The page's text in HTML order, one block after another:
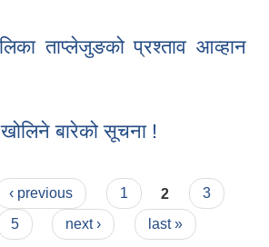
लागि दरखास्त आव्हानको सूचना ।।
ताप्लेजुङको प्रश्ताव आव्हान
सूचना !
बारेको सूचना !
‹ previous 1 2
3
5 next › last »